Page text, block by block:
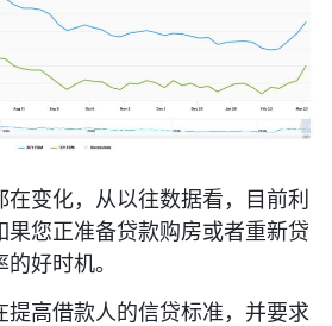
变化，从以往数据看，目前利
果您正准备贷款购房或者重新贷
好时机。
提高借款人的信贷标准，并要求